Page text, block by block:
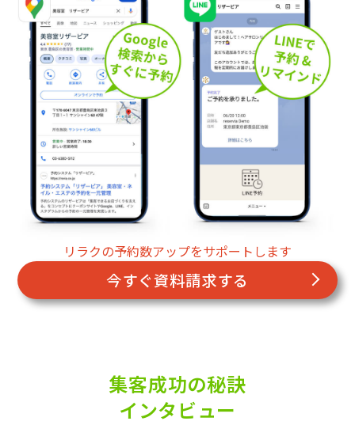
リラクの予約数アップをサポートします
今すぐ資料請求する
集客成功の秘訣
インタビュー